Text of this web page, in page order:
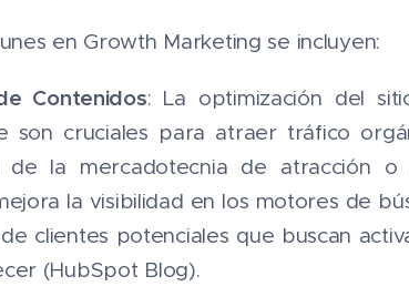
en Growth Marketing se incluyen:
Contenidos: La optimización del
son cruciales para atraer tráfico
de la mercadotecnia de atracción o
la visibilidad en los motores de
clientes potenciales que buscan
(HubSpot Blog).